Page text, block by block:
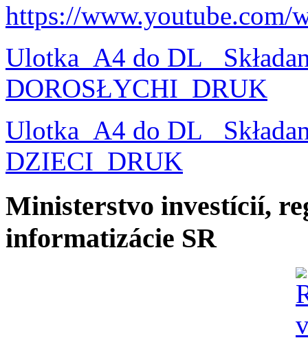
https://www.youtube.com/
Ulotka_A4 do DL_
DOROSŁYCHI_DRUK
Ulotka_A4 do DL_
DZIECI_DRUK
Ministerstvo investícií,
informatizácie SR